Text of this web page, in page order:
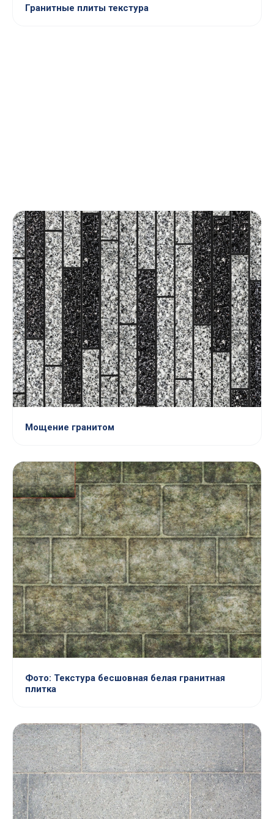
Гранитные плиты текстура
Мощение гранитом
Фото: Текстура бесшовная белая гранитная
плитка